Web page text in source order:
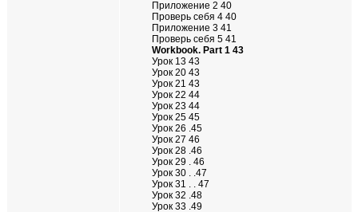
Приложение 2 40
Проверь себя 4 40
Приложение 3 41
Проверь себя 5 41
Workbook. Part 1 43
Урок 13 43
Урок 20 43
Урок 21 43
Урок 22 44
Урок 23 44
Урок 25 45
Урок 26 .45
Урок 27 46
Урок 28 .46
Урок 29 . 46
Урок 30 . .47
Урок 31 . . 47
Урок 32 .48
Урок 33 .49